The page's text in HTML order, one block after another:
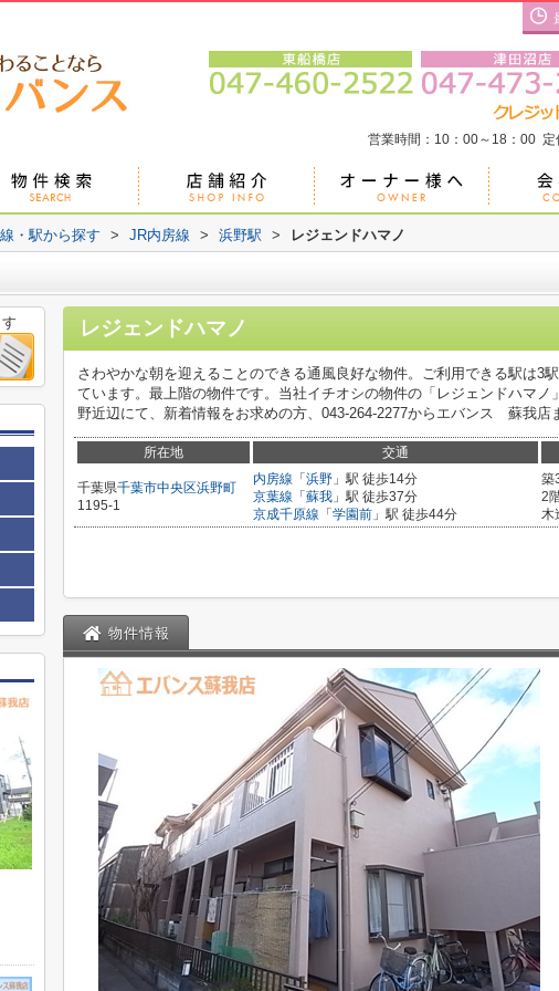
営業時間：10：00～18：00
・駅から探す > JR内房線 > 浜野駅 > レジェンドハマノ
レジェンドハマノ
さわやかな朝を迎えることのできる通風良好な物件。ご利用できる駅は3
ています。最上階の物件です。当社イチオシの物件の「レジェンドハマ
野近辺にて、新着情報をお求めの方、043-264-2277からエバンス 蘇我店
所在地 交通
千葉県千葉市中央区浜野町
1195-1
内房線 「 浜野 」駅 徒歩14分
京葉線 「 蘇我 」駅 徒歩37分
京成千原線 「 学園前 」駅 徒歩44分
築
2
木
物件情報